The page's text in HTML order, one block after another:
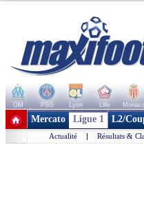
OM PSG Lyon Lille
+ de clubs
Mercato Ligue 1 L2/
Actualité | Résultats &